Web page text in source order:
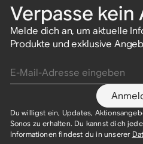
Verpasse
Melde dich an, um aktuelle
Produkte und exklusive
Du willigst ein, Updates,
Sonos zu erhalten. Du kannst dich
Informationen findest du in unserer